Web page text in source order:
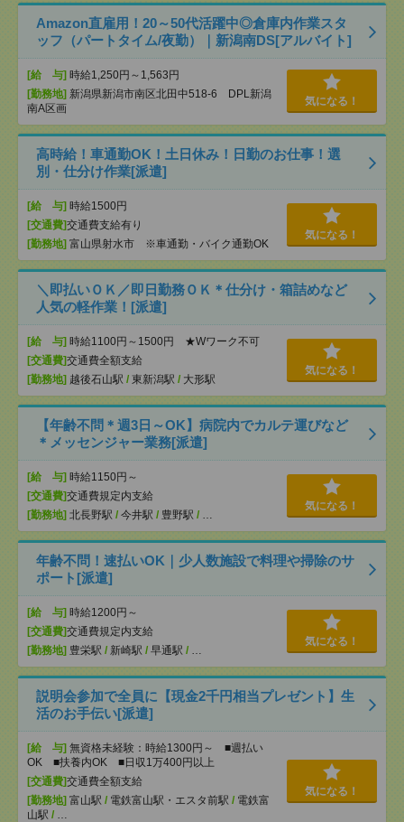
Amazon直雇用！20～50代活躍中◎倉庫内作業スタ
ッフ（パートタイム/夜勤）｜新潟南DS[アルバイト]
[給 与] 時給1,250円～1,563円
[勤務地] 新潟県新潟市南区北田中518-6 DPL新潟
南A区画
気になる！
高時給！車通勤OK！土日休み！日勤のお仕事！選
別・仕分け作業[派遣]
[給 与] 時給1500円
[交通費]交通費支給有り
[勤務地] 富山県射水市 ※車通勤・バイク通勤OK
気になる！
＼即払いＯＫ／即日勤務ＯＫ＊仕分け・箱詰めなど
人気の軽作業！[派遣]
[給 与] 時給1100円～1500円 ★Wワーク不可
[交通費]交通費全額支給
[勤務地] 越後石山駅 / 東新潟駅 / 大形駅
気になる！
【年齢不問＊週3日～OK】病院内でカルテ運びなど
＊メッセンジャー業務[派遣]
[給 与] 時給1150円～
[交通費]交通費規定内支給
[勤務地] 北長野駅 / 今井駅 / 豊野駅 / …
気になる！
年齢不問！速払いOK｜少人数施設で料理や掃除のサ
ポート[派遣]
[給 与] 時給1200円～
[交通費]交通費規定内支給
[勤務地] 豊栄駅 / 新崎駅 / 早通駅 / …
気になる！
説明会参加で全員に【現金2千円相当プレゼント】生
活のお手伝い[派遣]
[給 与] 無資格未経験：時給1300円～ ■週払い
OK ■扶養内OK ■日収1万400円以上
[交通費]交通費全額支給
[勤務地] 富山駅 / 電鉄富山駅・エスタ前駅 / 電鉄富
山駅 / …
気になる！